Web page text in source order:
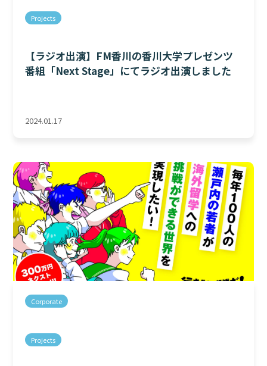
Projects
【ラジオ出演】FM香川の香川大学プレゼンツ
番組「Next Stage」にてラジオ出演しました
2024.01.17
Corporate
Projects